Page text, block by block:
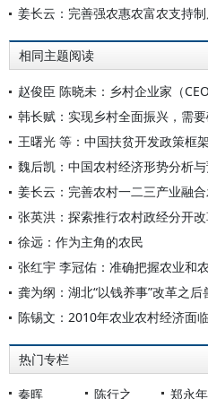
姜长云：完善强农惠农富农支持
相同主题阅读
韩长赋：实现乡村全面振兴，需
魏后凯：中国农村经济形势分析
姜长云：完善农村一二三产业融
张英洪：探索推行农村政经分开
徐远：作为主角的农民
张红宇 李冠佑：准确把握农业和
龚为纲：湖北“以钱养事”改革之
陈锡文：2010年农业农村经济面
热门专栏
秦晖 陈行之 郑永年